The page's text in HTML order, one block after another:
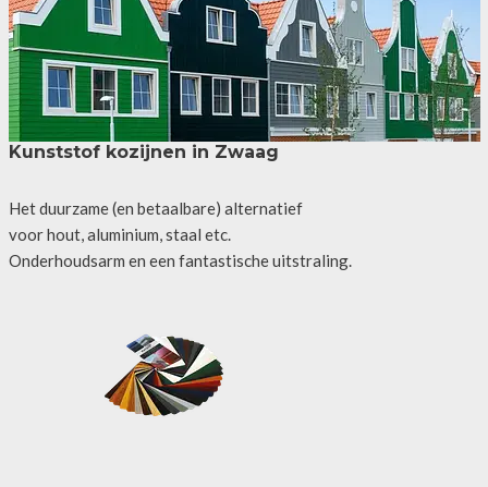
Kunststof kozijnen in Zwaag
Het duurzame (en betaalbare) alternatief
voor hout, aluminium, staal etc.
Onderhoudsarm en een fantastische uitstraling.